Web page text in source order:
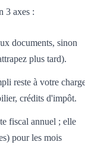
3 axes :
documents, sinon
plus tard).
reste à votre
crédits d'impôt.
fiscal annuel ; elle
pour les mois